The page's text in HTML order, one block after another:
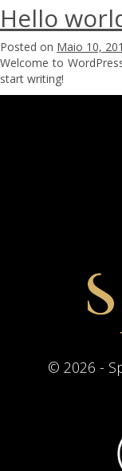
Hello
Posted on Maio 10,
Welcome to
start writing!
© 2026 -